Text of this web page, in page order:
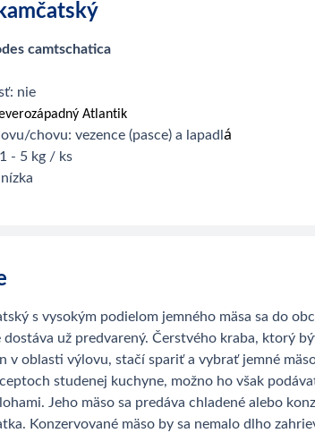
camtschatica
nie
Atlantik
chovu: vezence (pasce) a lapadl á
- 5 kg / ks
s vysokým podielom jemného mäsa sa do
dostáva už predvarený. Čerstvého kraba, ktorý
v oblasti výlovu, stačí spariť a vybrať jemné
studenej kuchyne, možno ho však
Jeho mäso sa predáva chladené alebo
Konzervované mäso by sa nemalo dlho